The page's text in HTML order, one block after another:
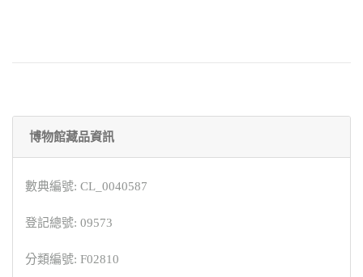
博物館藏品資訊
數典編號: CL_0040587
登記總號: 09573
分類編號: F02810